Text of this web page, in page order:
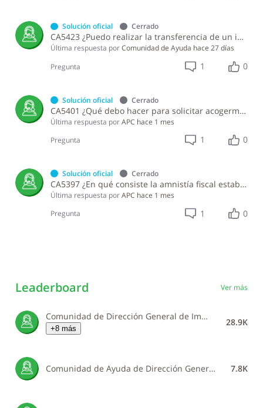
Solución oficial Cerrado
CA5423 ¿Puedo realizar la transferencia de un inmueble acogiéndome a la Amnistía prevista en la Ley 30-26?
Última respuesta porComunidad de Ayuda hace 27 días
Pregunta
1 0
Solución oficial Cerrado
CA5401 ¿Qué debo hacer para solicitar acogerme a la amnistía fiscal establecida en la Ley 30-26?
Última respuesta porAPC hace 1 mes
Pregunta
1 0
Solución oficial Cerrado
CA5397 ¿En qué consiste la amnistía fiscal establecida en la Ley 30-26 y cuáles facilidades ofrece?
Última respuesta porAPC hace 1 mes
Pregunta
1 0
Leaderboard Ver más
Comunidad de Dirección General de Impuestos Internos
+8 más
28.9K
Comunidad de Ayuda de Dirección General de Impuestos Internos 7.8K